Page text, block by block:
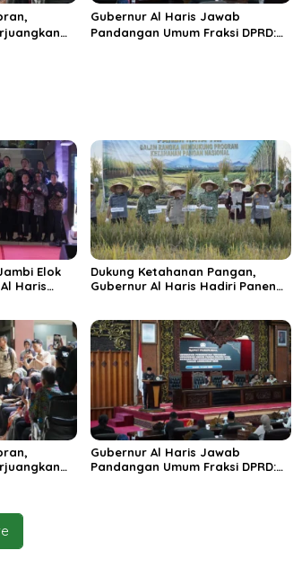
Gubernur Al Haris Jawab
Pandangan Umum Fraksi DPRD:
Elok
Haris
Dukung Ketahanan Pangan,
Gubernur Al Haris Hadiri Panen
Gubernur Al Haris Jawab
Pandangan Umum Fraksi DPRD: